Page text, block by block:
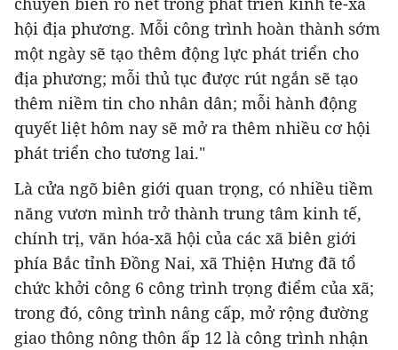
hội địa phương. Mỗi công trình hoàn thành sớm
một ngày sẽ tạo thêm động lực phát triển cho
địa phương; mỗi thủ tục được rút ngắn sẽ tạo
thêm niềm tin cho nhân dân; mỗi hành động
quyết liệt hôm nay sẽ mở ra thêm nhiều cơ hội
phát triển cho tương lai."
Là cửa ngõ biên giới quan trọng, có nhiều tiềm
năng vươn mình trở thành trung tâm kinh tế,
chính trị, văn hóa-xã hội của các xã biên giới
phía Bắc tỉnh Đồng Nai, xã Thiện Hưng đã tổ
chức khởi công 6 công trình trọng điểm của xã;
trong đó, công trình nâng cấp, mở rộng đường
giao thông nông thôn ấp 12 là công trình nhận